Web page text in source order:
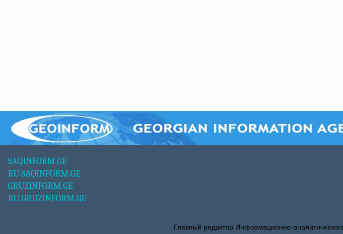
SAQINFORM.GE
RU.SAQINFORM.GE
GRUZINFORM.GE
RU.GRUZINFORM.GE
Главный редактор Информационно-